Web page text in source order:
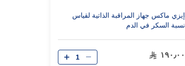
إيزي ماكس جهاز المراقبة الذاتية لقياس
نسبة السكر في الدم
١٩٠٫٠٠ الكمية